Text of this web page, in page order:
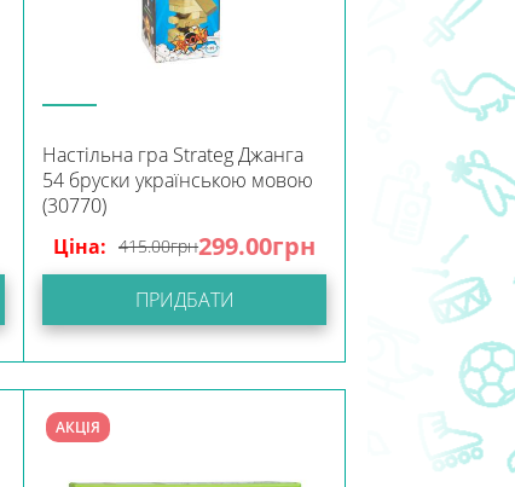
Настільна гра Strateg Джанга
54 бруски українською мовою
(30770)
Ціна: 415.00грн299.00грн
ПРИДБАТИ
АКЦІЯ